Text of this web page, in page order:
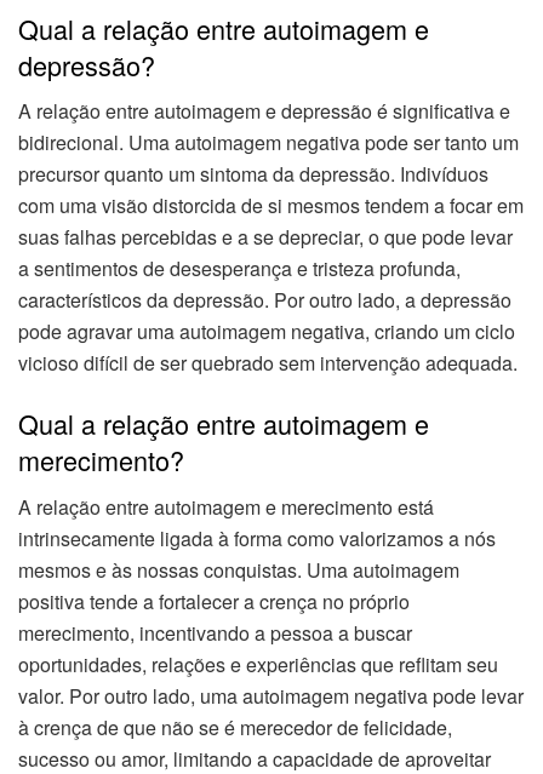
Qual a relação entre autoimagem e
depressão?
A relação entre autoimagem e depressão é significativa e
bidirecional. Uma autoimagem negativa pode ser tanto um
precursor quanto um sintoma da depressão. Indivíduos
com uma visão distorcida de si mesmos tendem a focar em
suas falhas percebidas e a se depreciar, o que pode levar
a sentimentos de desesperança e tristeza profunda,
característicos da depressão. Por outro lado, a depressão
pode agravar uma autoimagem negativa, criando um ciclo
vicioso difícil de ser quebrado sem intervenção adequada.
Qual a relação entre autoimagem e
merecimento?
A relação entre autoimagem e merecimento está
intrinsecamente ligada à forma como valorizamos a nós
mesmos e às nossas conquistas. Uma autoimagem
positiva tende a fortalecer a crença no próprio
merecimento, incentivando a pessoa a buscar
oportunidades, relações e experiências que reflitam seu
valor. Por outro lado, uma autoimagem negativa pode levar
à crença de que não se é merecedor de felicidade,
sucesso ou amor, limitando a capacidade de aproveitar